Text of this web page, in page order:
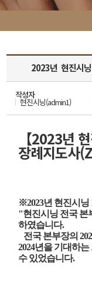
2023년 현진시
작성자
현진시닝(admin1)
【2023년
장례지도사
※2023년 현진시닝
"현진시닝 전국 본
하였습니다.
전국 본부장의
2024년을 기대하
수 있었습니다.